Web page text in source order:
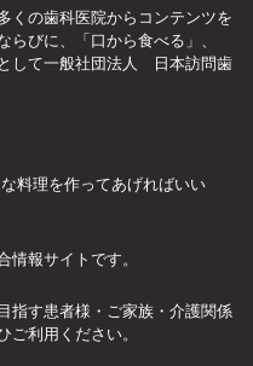
くの歯科医院からコンテンツを
らびに、「口から食べる」、
して一般社団法人 日本訪問歯
料理を作ってあげればいい
情報サイトです。
指す患者様・ご家族・介護関係
利用ください。